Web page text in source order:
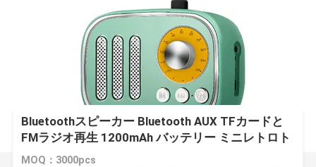
Bluetoothスピーカー Bluetooth AUX TFカードと
FMラジオ再生 1200mAh バッテリー ミニレトロト
ランペットデザイン 125 × 66 × 205mm
MOQ：3000pcs